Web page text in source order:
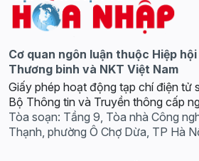
Cơ quan ngôn luận thuộc Hiệp
Thương binh và NKT Việt Nam
Giấy phép hoạt động tạp chí điện
Bộ Thông tin và Truyền thông cấp
Tòa soạn: Tầng 9, Tòa nhà Công
Thạnh, phường Ô Chợ Dừa, TP Hà